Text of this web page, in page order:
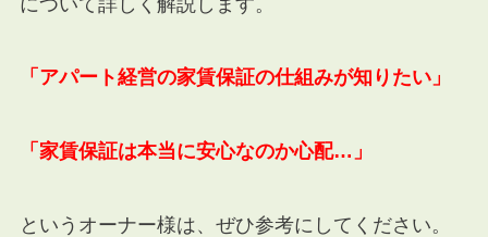
「アパート経営の家賃保証の仕組みが知りたい」
「家賃保証は本当に安心なのか心配…」
というオーナー様は、ぜひ参考にしてください。